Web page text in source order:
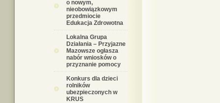
o nowym,
nieobowiązkowym
przedmiocie
Edukacja Zdrowotna
Lokalna Grupa
Działania – Przyjazne
Mazowsze ogłasza
nabór wniosków o
przyznanie pomocy
Konkurs dla dzieci
rolników
ubezpieczonych w
KRUS